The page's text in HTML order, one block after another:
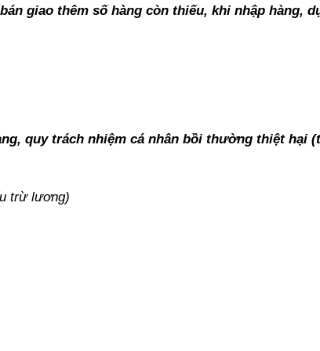
giao thêm số hàng còn thiếu, khi nhập hàng,
quy trách nhiệm cá nhân bồi thường thiệt hại
trừ lương)